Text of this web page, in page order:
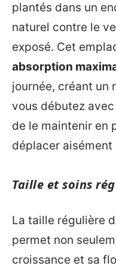
plantés dans un
naturel contre le
exposé. Cet
absorption
journée, créant un
vous débutez
de le maintenir en
déplacer aisément
Taille et soins
La taille régulière
permet non
croissance et sa